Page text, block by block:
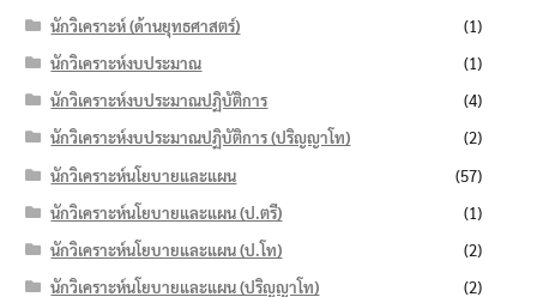
นักวิเคราะห์ (ด้านยุทธศาสตร์)
(1)
นักวิเคราะห์งบประมาณ
(1)
นักวิเคราะห์งบประมาณปฏิบัติการ
(4)
นักวิเคราะห์งบประมาณปฏิบัติการ (ปริญญาโท)
(2)
นักวิเคราะห์นโยบายและแผน
(57)
นักวิเคราะห์นโยบายและแผน (ป.ตรี)
(1)
นักวิเคราะห์นโยบายและแผน (ป.โท)
(2)
นักวิเคราะห์นโยบายและแผน (ปริญญาโท)
(2)